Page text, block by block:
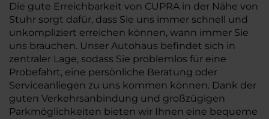
Die gute Erreichbarkeit von CUPRA in der Nähe von
Stuhr sorgt dafür, dass Sie uns immer schnell und
unkompliziert erreichen können, wann immer Sie
uns brauchen. Unser Autohaus befindet sich in
zentraler Lage, sodass Sie problemlos für eine
Probefahrt, eine persönliche Beratung oder
Serviceanliegen zu uns kommen können. Dank der
guten Verkehrsanbindung und großzügigen
Parkmöglichkeiten bieten wir Ihnen eine bequeme